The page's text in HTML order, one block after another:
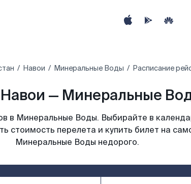
Навои Минеральные Воды Расписание
— Минеральные
в Минеральные Воды. Выбирайте в
стоимость перелета и купить билет на
Минеральные Воды недорого.